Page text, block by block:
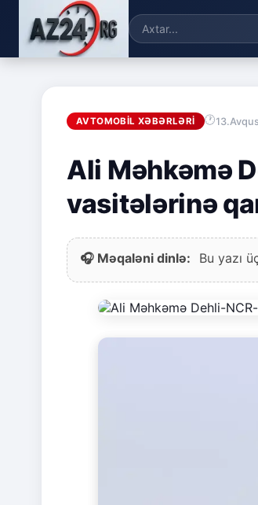
AVTOMOBIL XƏBƏRLƏRI
Ali Məhkəmə
vasitələrinə
🎧 Məqaləni dinlə: Bu yazı